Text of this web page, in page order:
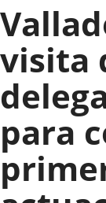
visita
para